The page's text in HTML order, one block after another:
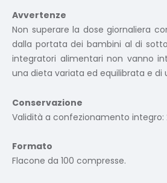
Avvertenze
Non superare la dose giornaliera
dalla portata dei bambini al di
integratori alimentari non vanno
una dieta variata ed equilibrata e di
Conservazione
Validità a confezionamento integro:
Formato
Flacone da 100 compresse.